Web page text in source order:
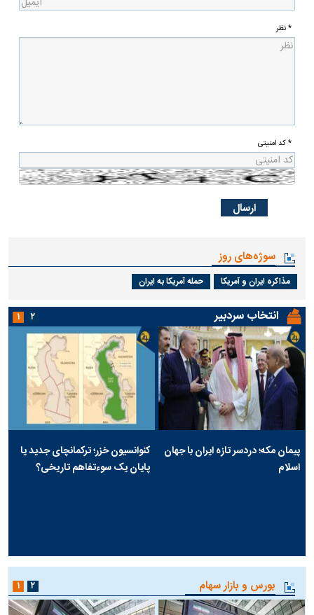
* نظر
* کد امنیتی
سوژه‌های روز
مذاکره ایران و آمریکا حمله آمریکا به ایران
انتخاب سردبیر
پیمان مکه؛ دردسر تازه ایران با جهان
اسلام
کنوانسیون خزر؛ ترکمانچای جدید یا
پایان یک سوءتفاهم تاریخی؟
۱ ۲
بورس و بازار سهام ۱ ۲